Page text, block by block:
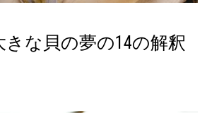
きな貝の夢の14の解釈